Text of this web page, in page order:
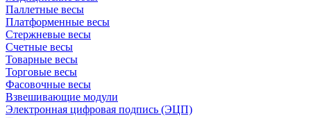
Паллетные весы
Платформенные весы
Стержневые весы
Счетные весы
Товарные весы
Торговые весы
Фасовочные весы
Взвешивающие модули
Электронная цифровая подпись (ЭЦП)